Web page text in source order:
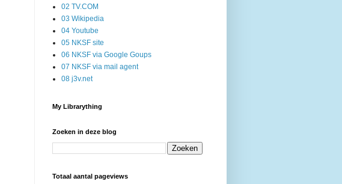
02 TV.COM
03 Wikipedia
04 Youtube
05 NKSF site
06 NKSF via Google Goups
07 NKSF via mail agent
08 j3v.net
My Librarything
Zoeken in deze blog
Totaal aantal pageviews